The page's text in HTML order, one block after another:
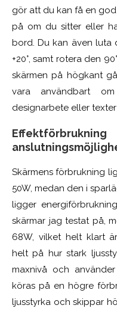
gör att du kan få en
på om du sitter eller
bord. Du kan även luta
+20°, samt rotera den
skärmen på högkant
vara användbart
designarbete eller
Skärmens förbrukning
50W, medan den i
ligger
skärmar jag testat på,
68W, vilket helt klart
helt på hur stark
maxnivå och
köras på en högre
ljusstyrka och skippar